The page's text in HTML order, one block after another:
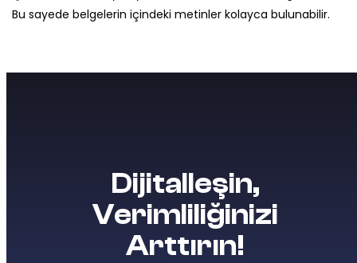
Bu sayede belgelerin içindeki metinler kolayca bulunabilir.
Dijitalleşin,
Verimliliğinizi
Arttırın!